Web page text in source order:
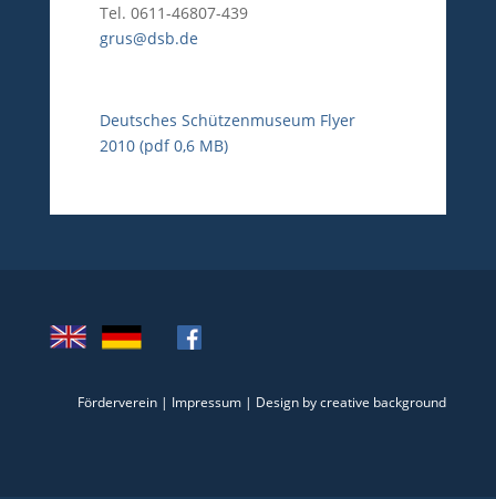
Tel. 0611-46807-439
grus@dsb.de
Deutsches Schützenmuseum Flyer
2010 (pdf 0,6 MB)
Förderverein | Impressum | Design by creative background